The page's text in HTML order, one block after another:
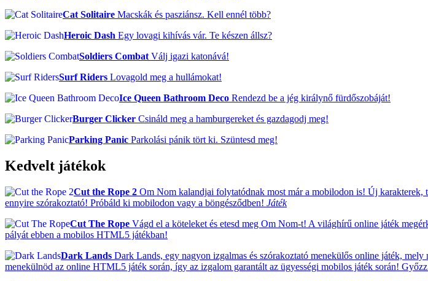
Cat Solitaire Macskák és pasziánsz. Kell ennél több?
Heroic Dash Egy lovagi kihívás vár. Te készen állsz?
Soldiers Combat Válj igazi katonává!
Surf Riders Lovagold meg a hullámokat!
Ice Queen Bathroom Deco Rendezd be a jég királynő fürdőszobáját!
Burger Clicker Csináld meg a hamburgereket és gazdagodj meg!
Parking Panic Parkolási pánik tört ki. Szüntesd meg!
Kedvelt játékok
Cut the Rope 2 Om Nom kalandjai folytatódnak most már a mobilodon is! Új
ennyire szórakoztató! Próbáld ki mobilodon vagy a böngésződben! Játék
Cut The Rope Vágd el a köteleket és etesd meg Om Nom-t! A világhírű online játék
pályát ebben a mobilos HTML5 játékban!
Dark Lands Dark Lands, egy nagyon izgalmas és szórakoztató menekülős online játék,
menekülnöd az online HTML5 játék során, így az izgalom garantált az ügyességi mobilos játék során!